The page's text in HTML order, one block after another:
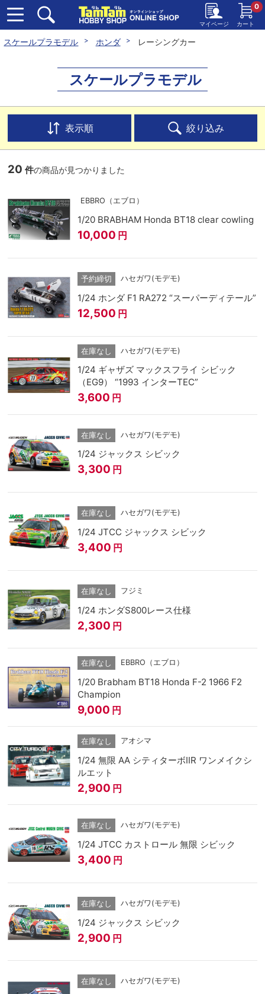
マイページ カート
0
スケールプラモデル ホンダ レーシングカー
スケールプラモデル
表示順 絞り込み
20 件の商品が見つかりました
EBBRO（エブロ）
1/20 BRABHAM Honda BT18 clear cowling
10,000 円
予約締切 ハセガワ(モデモ)
1/24 ホンダ F1 RA272 “スーパーディテール”
12,500 円
在庫なし ハセガワ(モデモ)
1/24 ギャザズ マックスフライ シビック
（EG9） “1993 インターTEC”
3,600 円
在庫なし ハセガワ(モデモ)
1/24 ジャックス シビック
3,300 円
在庫なし ハセガワ(モデモ)
1/24 JTCC ジャックス シビック
3,400 円
在庫なし フジミ
1/24 ホンダS800レース仕様
2,300 円
在庫なし EBBRO（エブロ）
1/20 Brabham BT18 Honda F-2 1966 F2
Champion
9,000 円
在庫なし アオシマ
1/24 無限 AA シティターボⅡR ワンメイクシ
ルエット
2,900 円
在庫なし ハセガワ(モデモ)
1/24 JTCC カストロール 無限 シビック
3,400 円
在庫なし ハセガワ(モデモ)
1/24 ジャックス シビック
2,900 円
在庫なし ハセガワ(モデモ)